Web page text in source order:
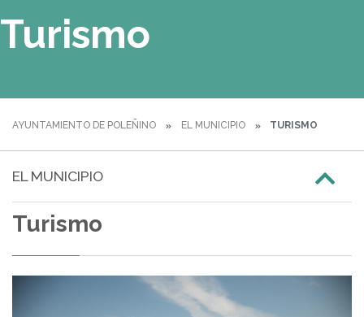
Turismo
AYUNTAMIENTO DE POLEÑINO EL MUNICIPIO TURISMO
EL MUNICIPIO
Turismo